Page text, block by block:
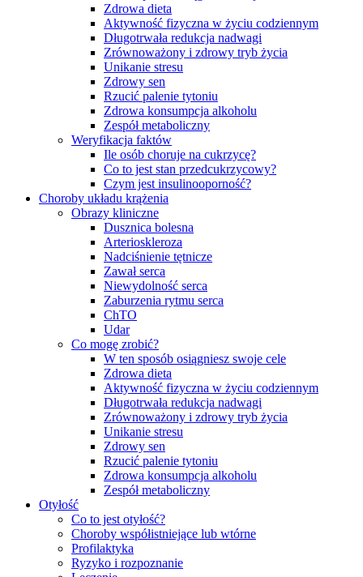
Zdrowa dieta
Aktywność fizyczna w życiu codziennym
Długotrwała redukcja nadwagi
Zrównoważony i zdrowy tryb życia
Unikanie stresu
Zdrowy sen
Rzucić palenie tytoniu
Zdrowa konsumpcja alkoholu
Zespół metaboliczny
Weryfikacja faktów
Ile osób choruje na cukrzycę?
Co to jest stan przedcukrzycowy?
Czym jest insulinooporność?
Choroby układu krążenia
Obrazy kliniczne
Dusznica bolesna
Arterioskleroza
Nadciśnienie tętnicze
Zawał serca
Niewydolność serca
Zaburzenia rytmu serca
ChTO
Udar
Co mogę zrobić?
W ten sposób osiągniesz swoje cele
Zdrowa dieta
Aktywność fizyczna w życiu codziennym
Długotrwała redukcja nadwagi
Zrównoważony i zdrowy tryb życia
Unikanie stresu
Zdrowy sen
Rzucić palenie tytoniu
Zdrowa konsumpcja alkoholu
Zespół metaboliczny
Otyłość
Co to jest otyłość?
Choroby współistniejące lub wtórne
Profilaktyka
Ryzyko i rozpoznanie